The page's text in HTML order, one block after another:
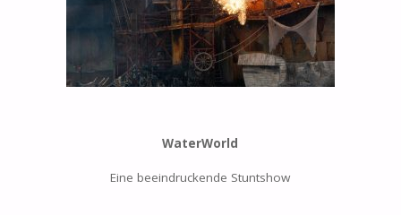
WaterWorld
Eine beeindruckende Stuntshow